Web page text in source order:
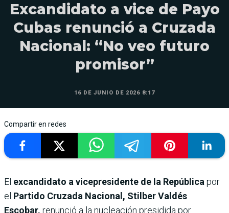
Excandidato a vice de Payo
Cubas renunció a Cruzada
Nacional: “No veo futuro
promisor”
16 DE JUNIO DE 2026 8:17
Compartir en redes
El excandidato a vicepresidente de la Repúblicapor
el Partido Cruzada Nacional, Stilber Valdés
Escobar, renunció a la nucleación presidida por